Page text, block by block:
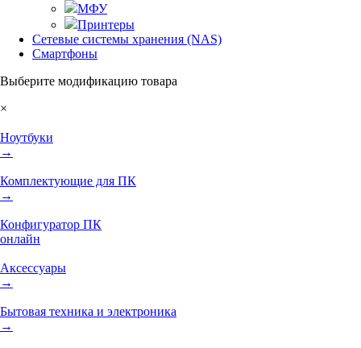
МФУ
Принтеры
Сетевые системы хранения (NAS)
Смартфоны
Выберите модификацию товара
×
Ноутбуки
→
Комплектующие для ПК
→
Конфигуратор ПК
онлайн
Аксессуары
→
Бытовая техника и электроника
→